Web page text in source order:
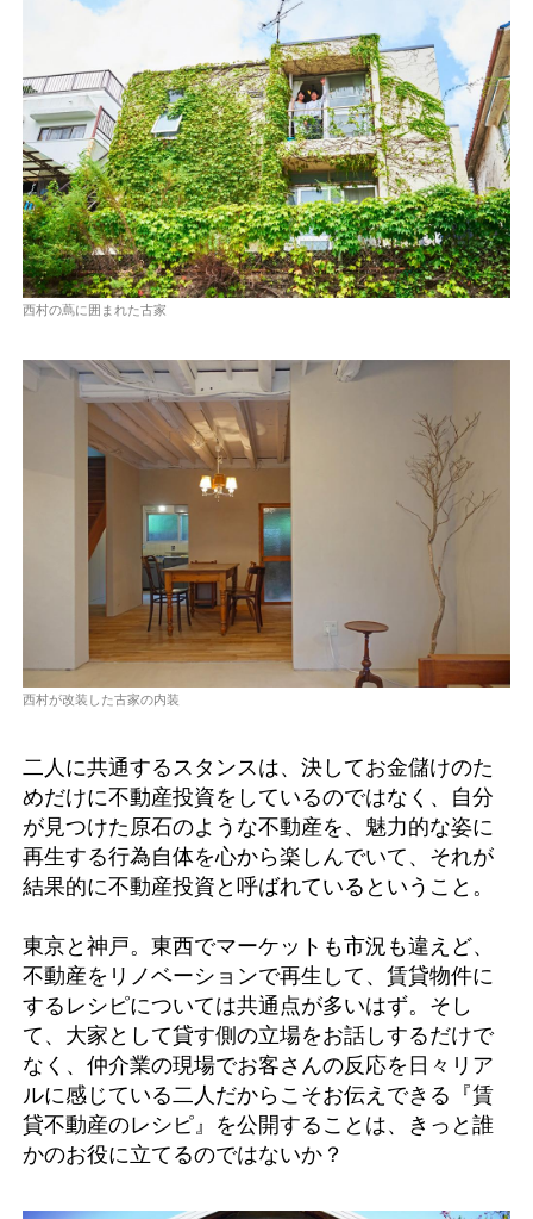
西村の蔦に囲まれた古家
西村が改装した古家の内装
二人に共通するスタンスは、決してお金儲けのた
めだけに不動産投資をしているのではなく、自分
が見つけた原石のような不動産を、魅力的な姿に
再生する行為自体を心から楽しんでいて、それが
結果的に不動産投資と呼ばれているということ。
東京と神戸。東西でマーケットも市況も違えど、
不動産をリノベーションで再生して、賃貸物件に
するレシピについては共通点が多いはず。そし
て、大家として貸す側の立場をお話しするだけで
なく、仲介業の現場でお客さんの反応を日々リア
ルに感じている二人だからこそお伝えできる『賃
貸不動産のレシピ』を公開することは、きっと誰
かのお役に立てるのではないか？